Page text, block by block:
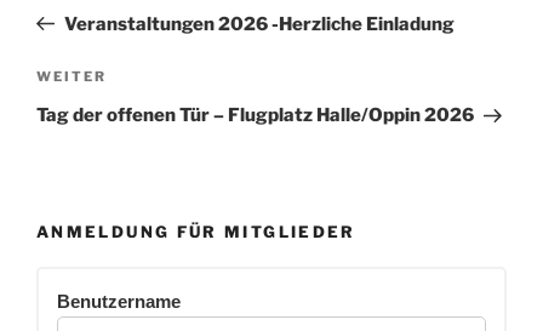
Beitrag
Veranstaltungen 2026 -Herzliche Einladung
Nächster
Beitrag
WEITER
Tag der offenen Tür – Flugplatz Halle/Oppin 2026
ANMELDUNG FÜR MITGLIEDER
Benutzername